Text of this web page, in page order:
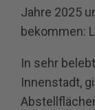
Jahre 2025
bekommen:
In sehr
Innenstadt,